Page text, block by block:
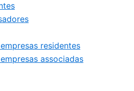
residentes
associadas